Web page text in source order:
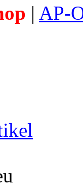
| AP-